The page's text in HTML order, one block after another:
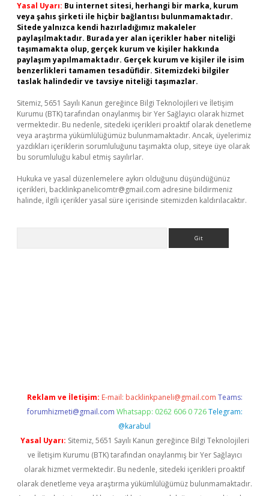
Yasal Uyarı: Bu internet sitesi, herhangi bir marka, kurum
veya şahıs şirketi ile hiçbir bağlantısı bulunmamaktadır.
Sitede yalnızca kendi hazırladığımız makaleler
paylaşılmaktadır. Burada yer alan içerikler haber niteliği
taşımamakta olup, gerçek kurum ve kişiler hakkında
paylaşım yapılmamaktadır. Gerçek kurum ve kişiler ile isim
benzerlikleri tamamen tesadüfidir. Sitemizdeki bilgiler
taslak halindedir ve tavsiye niteliği taşımazlar.
Sitemiz, 5651 Sayılı Kanun gereğince Bilgi Teknolojileri ve İletişim
Kurumu (BTK) tarafından onaylanmış bir Yer Sağlayıcı olarak hizmet
vermektedir. Bu nedenle, sitedeki içerikleri proaktif olarak denetleme
veya araştırma yükümlülüğümüz bulunmamaktadır. Ancak, üyelerimiz
yazdıkları içeriklerin sorumluluğunu taşımakta olup, siteye üye olarak
bu sorumluluğu kabul etmiş sayılırlar.
Hukuka ve yasal düzenlemelere aykırı olduğunu düşündüğünüz
içerikleri, backlinkpanelicomtr@gmail.com adresine bildirmeniz
halinde, ilgili içerikler yasal süre içerisinde sitemizden kaldırılacaktır.
Reklam ve İletişim: E-mail: backlinkpaneli@gmail.com Teams:
forumhizmeti@gmail.com Whatsapp: 0262 606 0 726 Telegram:
@karabul
Yasal Uyarı: Sitemiz, 5651 Sayılı Kanun gereğince Bilgi Teknolojileri
ve İletişim Kurumu (BTK) tarafından onaylanmış bir Yer Sağlayıcı
olarak hizmet vermektedir. Bu nedenle, sitedeki içerikleri proaktif
olarak denetleme veya araştırma yükümlülüğümüz bulunmamaktadır.